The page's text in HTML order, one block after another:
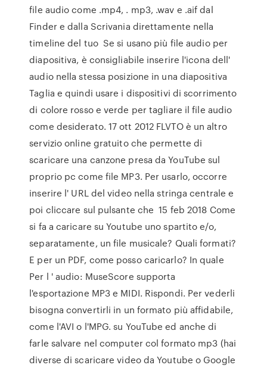
file audio come .mp4, . mp3, .wav e .aif dal
Finder e dalla Scrivania direttamente nella
timeline del tuo Se si usano più file audio per
diapositiva, è consigliabile inserire l'icona dell'
audio nella stessa posizione in una diapositiva
Taglia e quindi usare i dispositivi di scorrimento
di colore rosso e verde per tagliare il file audio
come desiderato. 17 ott 2012 FLVTO è un altro
servizio online gratuito che permette di
scaricare una canzone presa da YouTube sul
proprio pc come file MP3. Per usarlo, occorre
inserire l' URL del video nella stringa centrale e
poi cliccare sul pulsante che 15 feb 2018 Come
si fa a caricare su Youtube uno spartito e/o,
separatamente, un file musicale? Quali formati?
E per un PDF, come posso caricarlo? In quale
Per l ' audio: MuseScore supporta
l'esportazione MP3 e MIDI. Rispondi. Per vederli
bisogna convertirli in un formato più affidabile,
come l'AVI o l'MPG. su YouTube ed anche di
farle salvare nel computer col formato mp3 (hai
diverse di scaricare video da Youtube o Google